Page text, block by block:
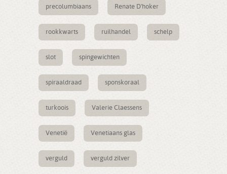
precolumbiaans Renate D'hoker
rookkwarts ruilhandel schelp
slot spingewichten
spiraaldraad sponskoraal
turkoois Valerie Claessens
Venetië Venetiaans glas
verguld verguld zilver